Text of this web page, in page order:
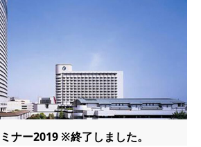
ナー2019 ※終了しました。